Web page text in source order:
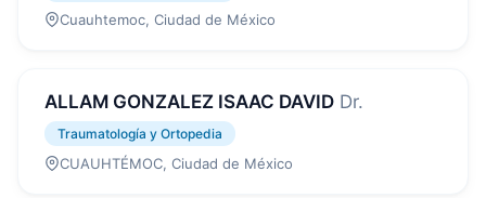
Cuauhtemoc, Ciudad de México
ALLAM GONZALEZ ISAAC DAVID Dr.
Traumatología y Ortopedia
CUAUHTÉMOC, Ciudad de México